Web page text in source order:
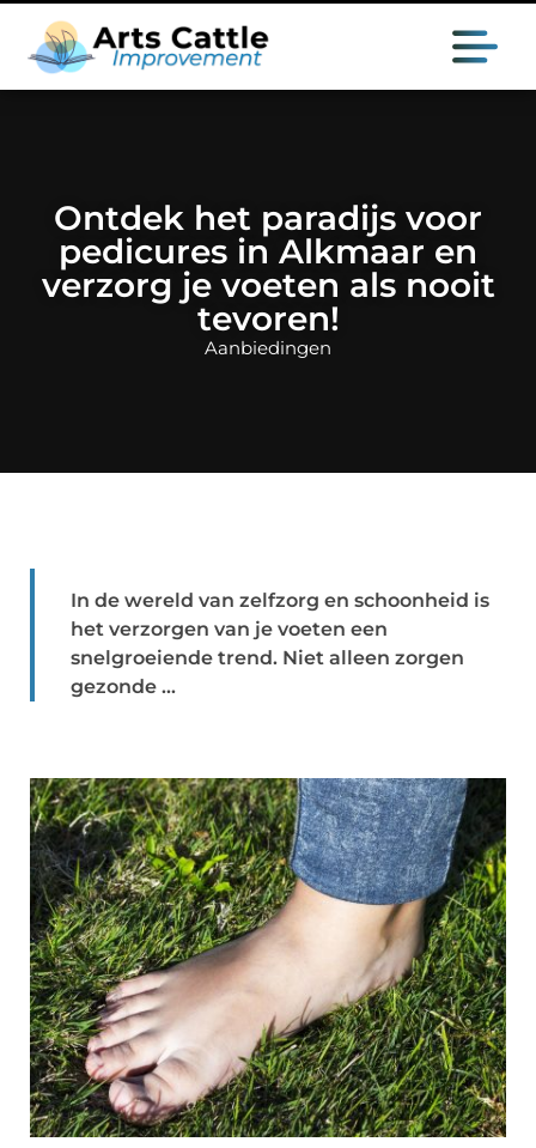
Ontdek het paradijs voor
pedicures in Alkmaar en
verzorg je voeten als nooit
tevoren!
Aanbiedingen
In de wereld van zelfzorg en schoonheid is
het verzorgen van je voeten een
snelgroeiende trend. Niet alleen zorgen
gezonde ...